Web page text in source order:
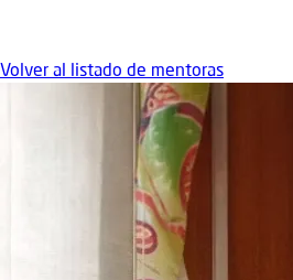
Volver al listado de mentoras